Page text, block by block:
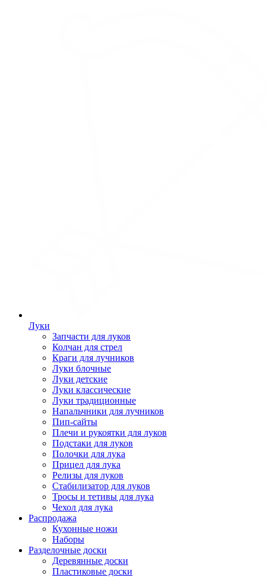
Луки
Запчасти для луков
Колчан для стрел
Краги для лучников
Луки блочные
Луки детские
Луки классические
Луки традиционные
Напальчники для лучников
Пип-сайты
Плечи и рукоятки для луков
Подстаки для луков
Полочки для лука
Прицел для лука
Релизы для луков
Стабилизатор для луков
Тросы и тетивы для лука
Чехол для лука
Распродажа
Кухонные ножи
Наборы
Разделочные доски
Деревянные доски
Пластиковые доски